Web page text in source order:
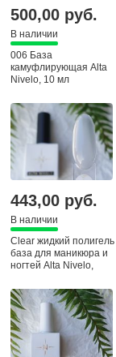
500,00 руб.
В наличии
006 База
камуфлирующая Alta
Nivelo, 10 мл
443,00 руб.
В наличии
Clear жидкий полигель
база для маникюра и
ногтей Alta Nivelo,